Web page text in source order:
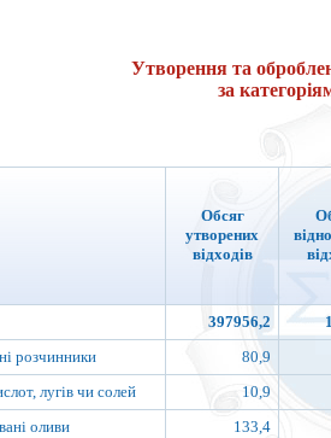
Утворення та
за
Обсяг
утворених
відходів
397956,2
розчинники
80,9
лугів чи солей
10,9
оливи
133,4